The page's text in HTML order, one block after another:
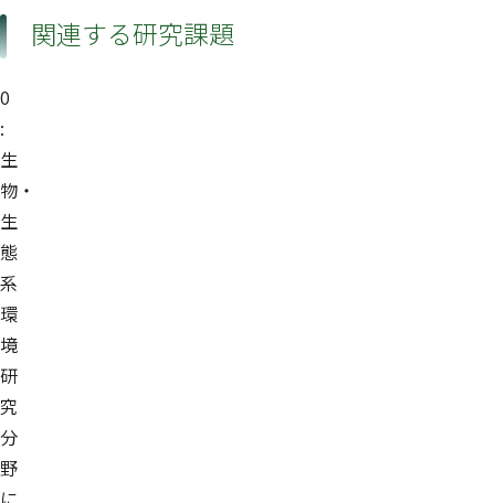
関連する研究課題
0
:
生
物・
生
態
系
環
境
研
究
分
野